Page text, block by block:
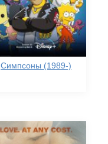
Симпсоны (1989-)